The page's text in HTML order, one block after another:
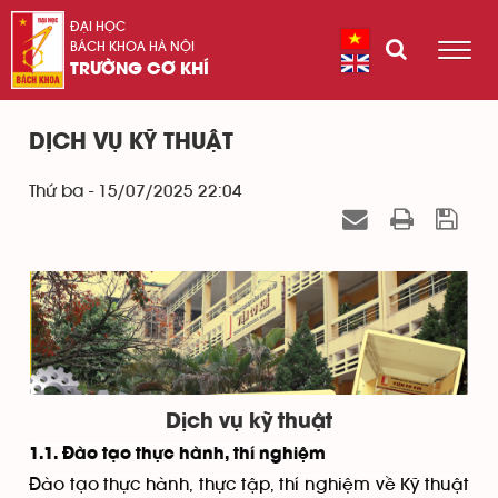
ĐẠI HỌC
BÁCH KHOA HÀ NỘI
TRƯỜNG CƠ KHÍ
DỊCH VỤ KỸ THUẬT
Thứ ba - 15/07/2025 22:04
Dịch vụ kỹ thuật
1.1. Đào tạo thực hành, thí nghiệm
Đào tạo thực hành, thực tập, thí nghiệm về Kỹ thuật